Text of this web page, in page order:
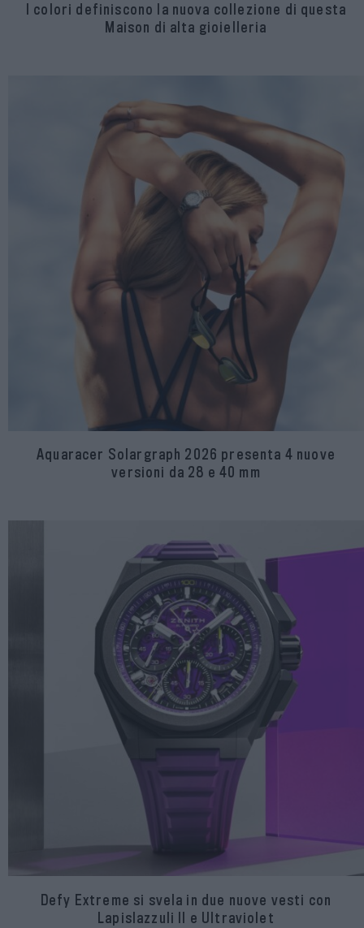
I colori definiscono la nuova collezione di questa
Maison di alta gioielleria
Aquaracer Solargraph 2026 presenta 4 nuove
versioni da 28 e 40 mm
Defy Extreme si svela in due nuove vesti con
Lapislazzuli II e Ultraviolet